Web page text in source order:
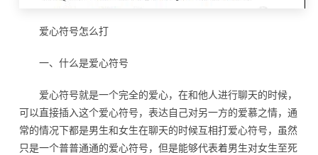
爱心符号怎么打
一、什么是爱心符号
爱心符号就是一个完全的爱心，在和他人进行聊天的时候，
可以直接插入这个爱心符号，表达自己对另一方的爱慕之情，通
常的情况下都是男生和女生在聊天的时候互相打爱心符号，虽然
只是一个普普通通的爱心符号，但是能够代表着男生对女生至死